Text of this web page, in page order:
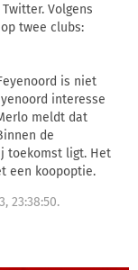
Volgens
twee clubs:
is niet
interesse
meldt dat
de
toekomst ligt. Het
een koopoptie.
23:38:50.